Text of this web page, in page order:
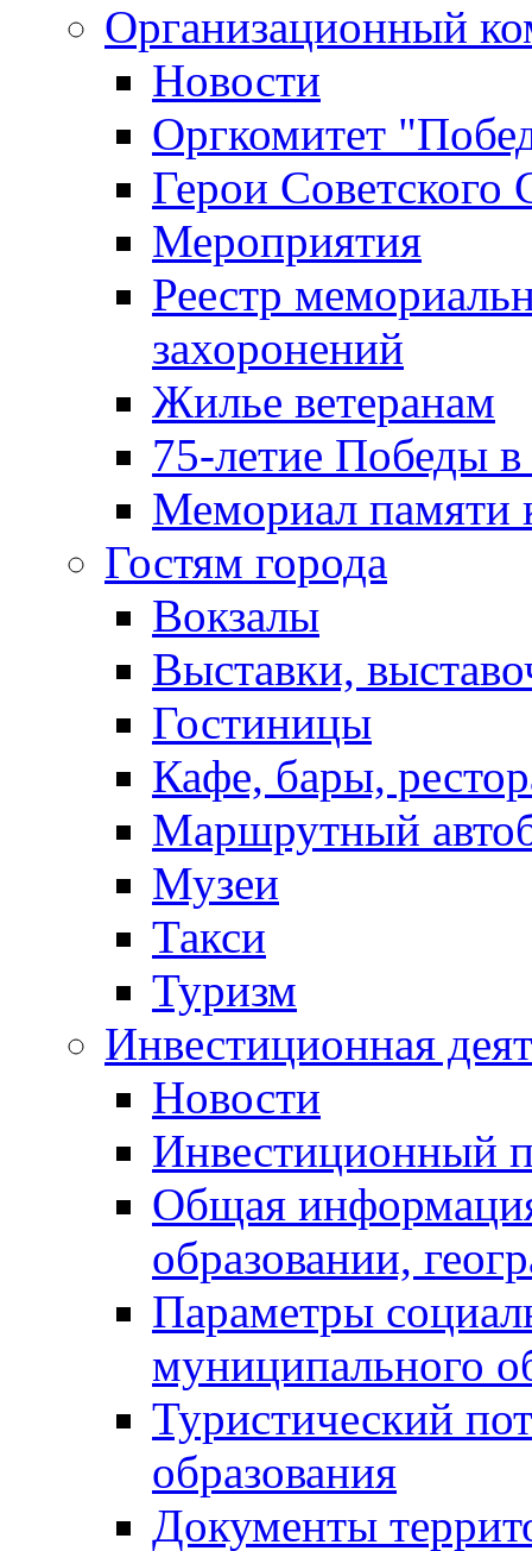
Организационный
Новости
Оргкомитет
Герои Советского
Мероприятия
Реестр
захоронений
Жилье ветеранам
75-летие Победы
Мемориал памяти
Гостям города
Вокзалы
Выставки,
Гостиницы
Кафе, бары,
Маршрутный
Музеи
Такси
Туризм
Инвестиционная
Новости
Инвестиционный
Общая
образовании,
Параметры
муниципального
Туристический
образования
Документы